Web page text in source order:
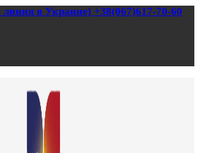
линия в Украине) +38(067)617-70-60